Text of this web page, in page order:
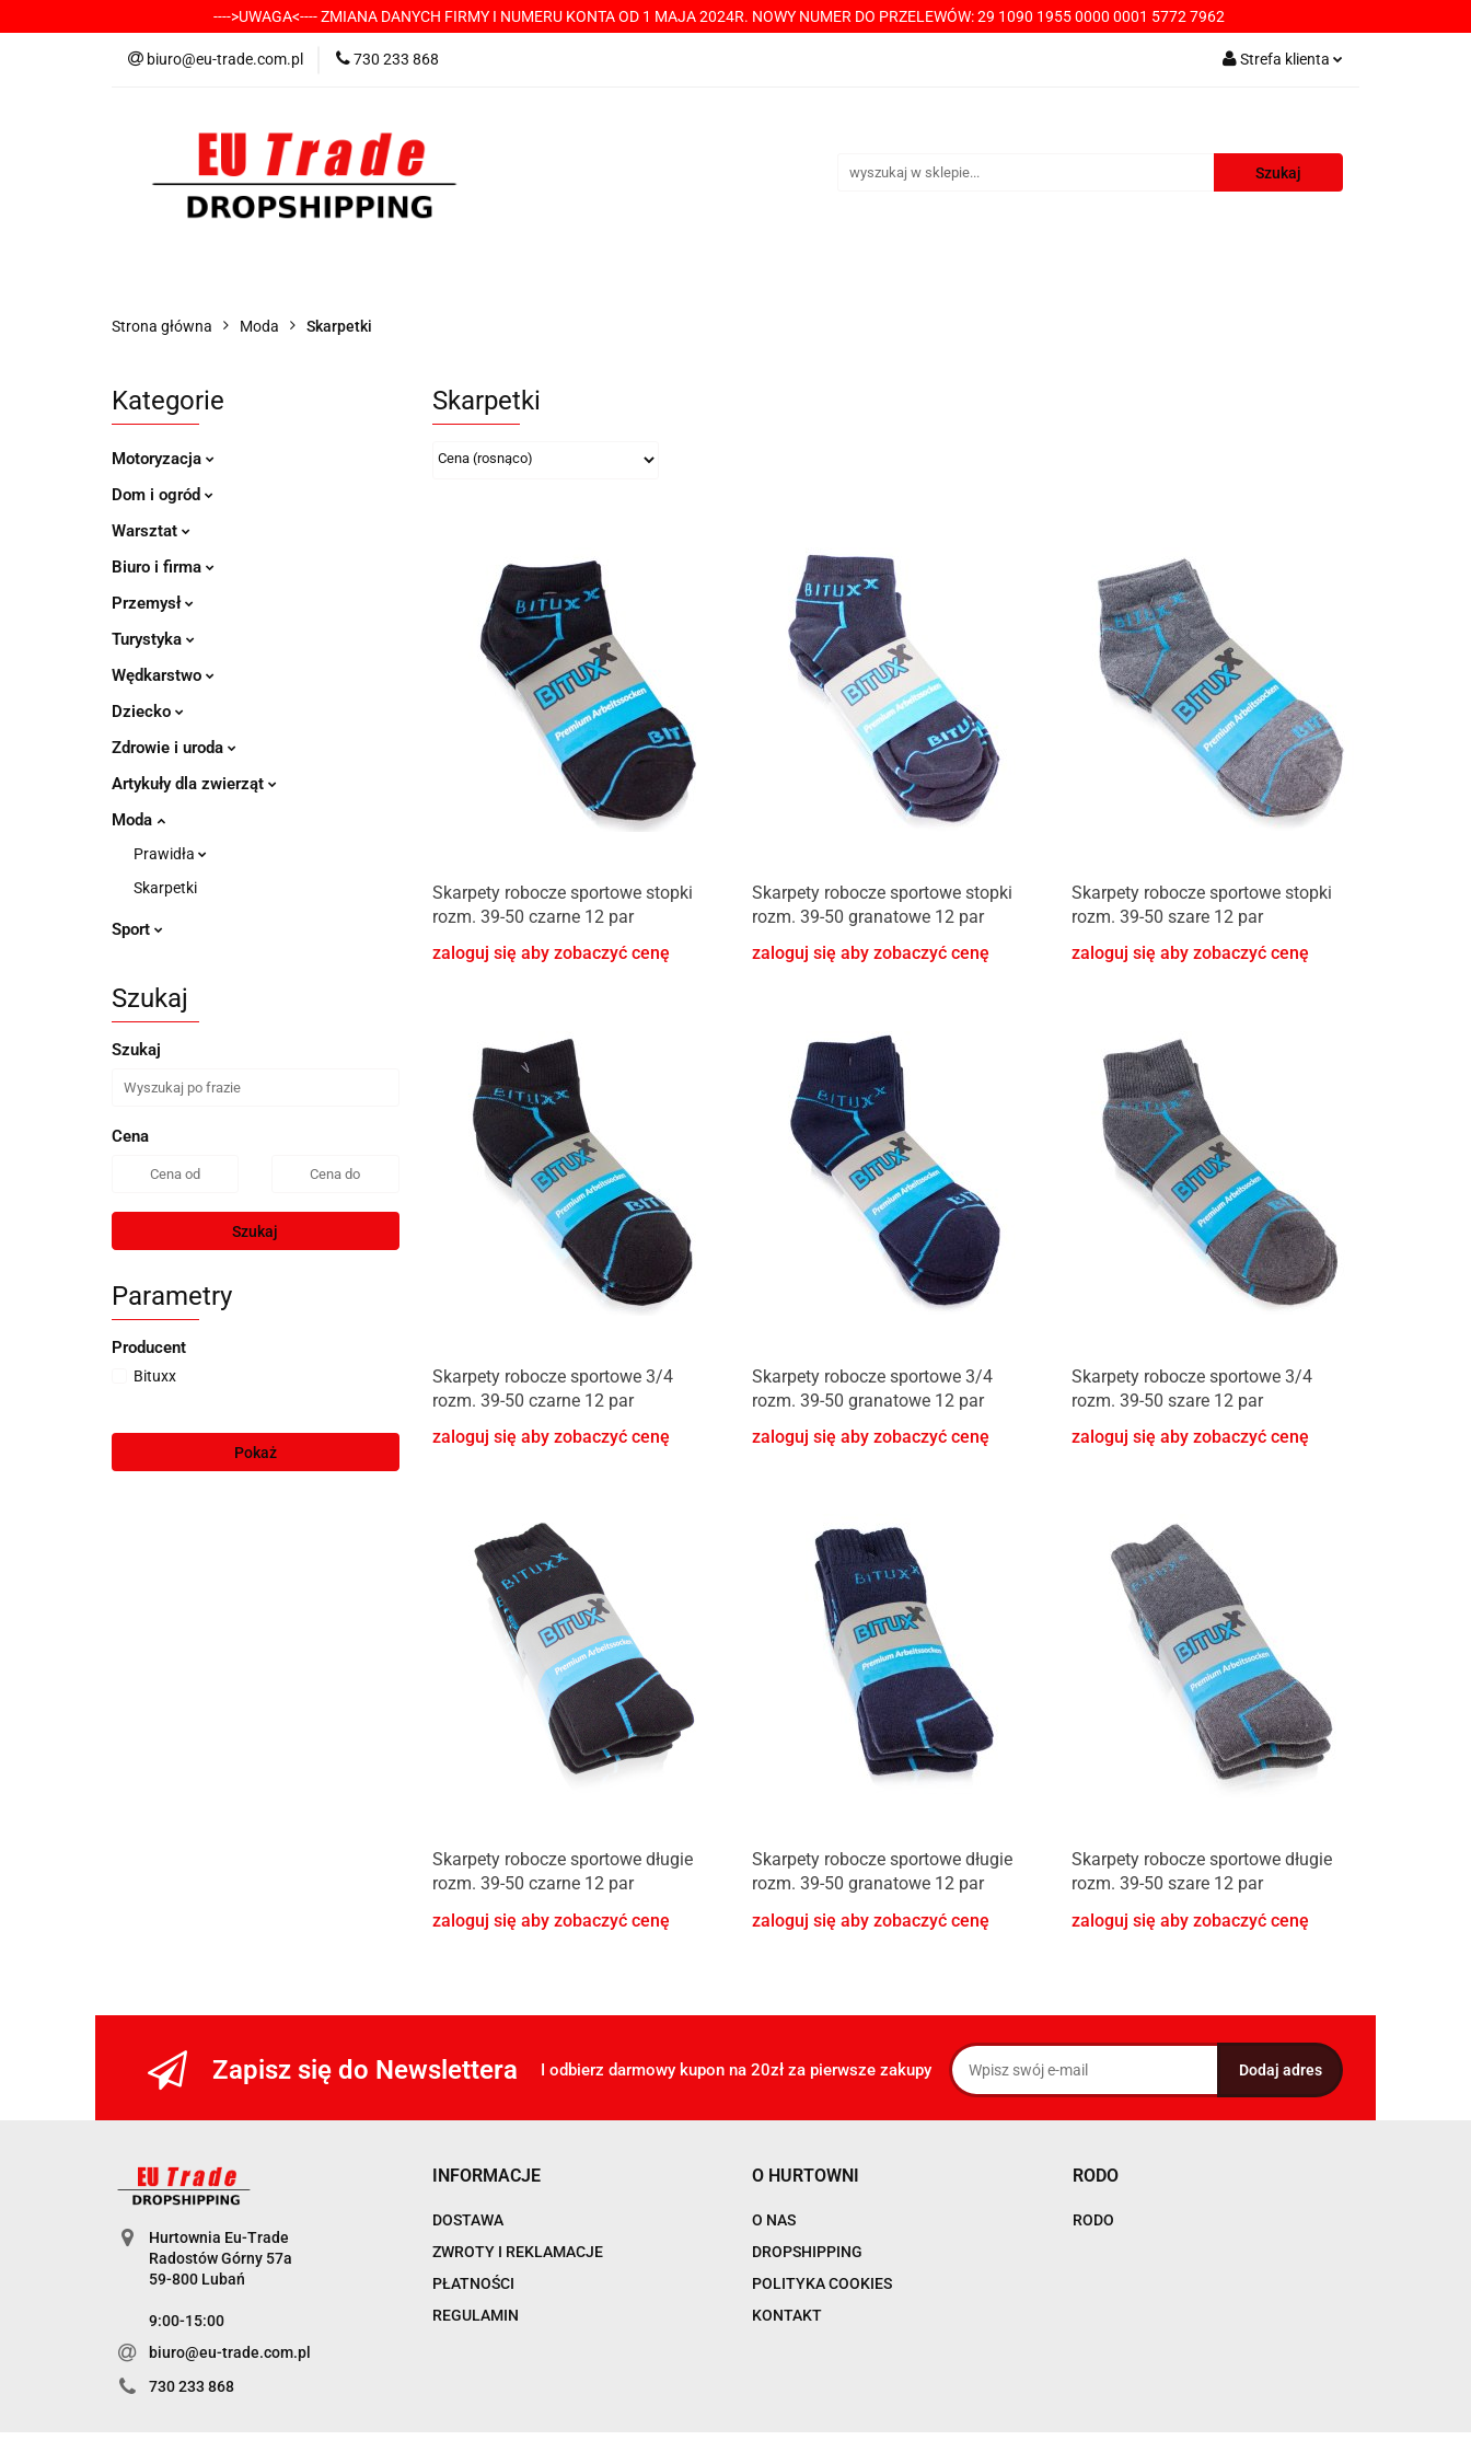
---->UWAGA<---- ZMIANA DANYCH FIRMY I NUMERU KONTA OD 1 MAJA 2024R. NOWY NUMER DO PRZELEWÓW: 29 1090 1955 0000 0001 5772 7962
biuro@eu-trade.com.pl 730 233 868 Strefa klienta
Zarejestruj się
Dodaj zgłoszenie
KATEGORIE -----> CHCESZ Z NAMI WSPÓŁPRACOWAĆ? PRZECZYTAJ! <----- PŁATNOŚCI
Strona główna Moda Skarpetki
Kategorie
Motoryzacja
Dom i ogród
Warsztat
Biuro i firma
Przemysł
Turystyka
Wędkarstwo
Dziecko
Zdrowie i uroda
Artykuły dla zwierząt
Moda
Prawidła
Skarpetki
Sport
Szukaj
Szukaj
Cena
Szukaj
Parametry
Producent
Bituxx
Pokaż
Skarpetki
Skarpety robocze sportowe stopki
rozm. 39-50 czarne 12 par
zaloguj się aby zobaczyć cenę
Skarpety robocze sportowe stopki
rozm. 39-50 granatowe 12 par
zaloguj się aby zobaczyć cenę
Skarpety robocze sportowe stopki
rozm. 39-50 szare 12 par
zaloguj się aby zobaczyć cenę
Skarpety robocze sportowe 3/4
rozm. 39-50 czarne 12 par
zaloguj się aby zobaczyć cenę
Skarpety robocze sportowe 3/4
rozm. 39-50 granatowe 12 par
zaloguj się aby zobaczyć cenę
Skarpety robocze sportowe 3/4
rozm. 39-50 szare 12 par
zaloguj się aby zobaczyć cenę
Skarpety robocze sportowe długie
rozm. 39-50 czarne 12 par
zaloguj się aby zobaczyć cenę
Skarpety robocze sportowe długie
rozm. 39-50 granatowe 12 par
zaloguj się aby zobaczyć cenę
Skarpety robocze sportowe długie
rozm. 39-50 szare 12 par
zaloguj się aby zobaczyć cenę
Zapisz się do Newslettera I odbierz darmowy kupon na 20zł za pierwsze zakupy
Hurtownia Eu-Trade
Radostów Górny 57a
59-800 Lubań
9:00-15:00
biuro@eu-trade.com.pl
730 233 868
INFORMACJE
DOSTAWA
ZWROTY I REKLAMACJE
PŁATNOŚCI
REGULAMIN
O HURTOWNI
O NAS
DROPSHIPPING
POLITYKA COOKIES
KONTAKT
RODO
RODO